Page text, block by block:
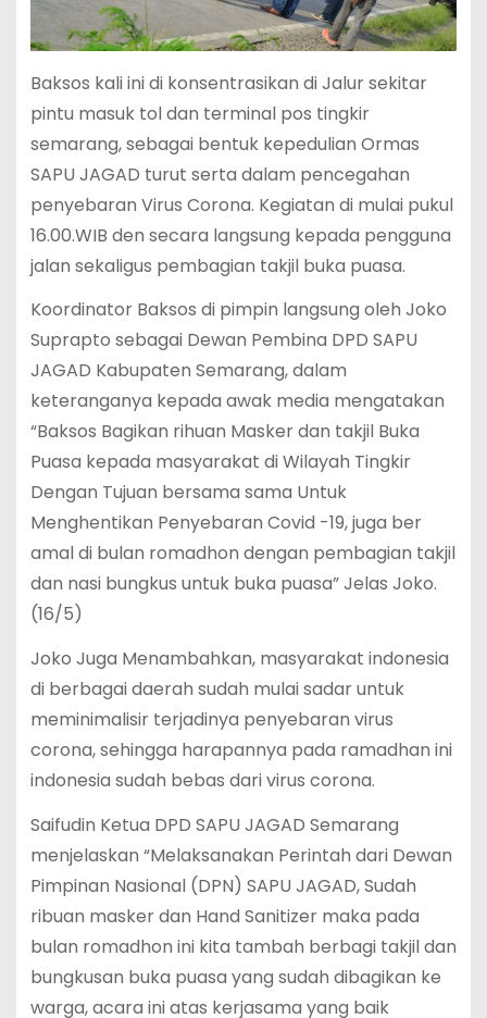
Baksos kali ini di konsentrasikan di Jalur sekitar
pintu masuk tol dan terminal pos tingkir
semarang, sebagai bentuk kepedulian Ormas
SAPU JAGAD turut serta dalam pencegahan
penyebaran Virus Corona. Kegiatan di mulai pukul
16.00.WIB den secara langsung kepada pengguna
jalan sekaligus pembagian takjil buka puasa.
Koordinator Baksos di pimpin langsung oleh Joko
Suprapto sebagai Dewan Pembina DPD SAPU
JAGAD Kabupaten Semarang, dalam
keteranganya kepada awak media mengatakan
“Baksos Bagikan rihuan Masker dan takjil Buka
Puasa kepada masyarakat di Wilayah Tingkir
Dengan Tujuan bersama sama Untuk
Menghentikan Penyebaran Covid -19, juga ber
amal di bulan romadhon dengan pembagian takjil
dan nasi bungkus untuk buka puasa” Jelas Joko.
(16/5)
Joko Juga Menambahkan, masyarakat indonesia
di berbagai daerah sudah mulai sadar untuk
meminimalisir terjadinya penyebaran virus
corona, sehingga harapannya pada ramadhan ini
indonesia sudah bebas dari virus corona.
Saifudin Ketua DPD SAPU JAGAD Semarang
menjelaskan “Melaksanakan Perintah dari Dewan
Pimpinan Nasional (DPN) SAPU JAGAD, Sudah
ribuan masker dan Hand Sanitizer maka pada
bulan romadhon ini kita tambah berbagi takjil dan
bungkusan buka puasa yang sudah dibagikan ke
warga, acara ini atas kerjasama yang baik